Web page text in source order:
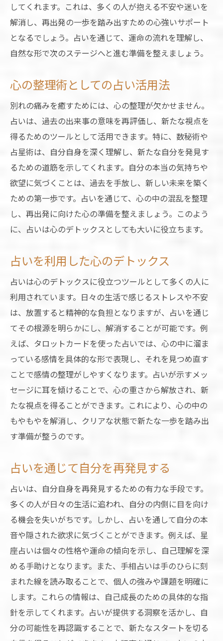
してくれます。これは、多くの人が抱える不安や迷いを
解消し、再出発の一歩を踏み出すための心強いサポート
となるでしょう。占いを通じて、運命の流れを理解し、
自然な形で次のステージへと進む準備を整えましょう。
心の整理術としての占い活用法
別れの痛みを癒すためには、心の整理が欠かせません。
占いは、過去の出来事の意味を再評価し、新たな視点を
得るためのツールとして活用できます。特に、数秘術や
占星術は、自分自身を深く理解し、新たな自分を発見す
るための道筋を示してくれます。自分の本当の気持ちや
欲望に気づくことは、過去を手放し、新しい未来を築く
ための第一歩です。占いを通じて、心の中の混乱を整理
し、再出発に向けた心の準備を整えましょう。このよう
に、占いは心のデトックスとしても大いに役立ちます。
占いを利用した心のデトックス
占いは心のデトックスに役立つツールとして多くの人に
利用されています。日々の生活で感じるストレスや不安
は、放置すると精神的な負担となりますが、占いを通じ
てその根源を明らかにし、解消することが可能です。例
えば、タロットカードを使った占いでは、心の中に溜ま
っている感情を具体的な形で表現し、それを見つめ直す
ことで感情の整理がしやすくなります。占いが示すメッ
セージに耳を傾けることで、心の重さから解放され、新
たな視点を得ることができます。これにより、心の中の
もやもやを解消し、クリアな状態で新たな一歩を踏み出
す準備が整うのです。
占いを通じて自分を再発見する
占いは、自分自身を再発見するための有力な手段です。
多くの人が日々の生活に追われ、自分の内側に目を向け
る機会を失いがちです。しかし、占いを通して自分の本
音や隠された欲求に気づくことができます。例えば、星
座占いは個々の性格や運命の傾向を示し、自己理解を深
める手助けとなります。また、手相占いは手のひらに刻
まれた線を読み取ることで、個人の強みや課題を明確に
します。これらの情報は、自己成長のための具体的な指
針を示してくれます。占いが提供する洞察を活かし、自
分の可能性を再認識することで、新たなスタートを切る